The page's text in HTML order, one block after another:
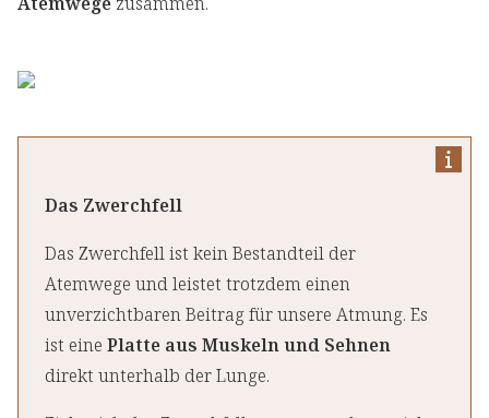
Das Zwerchfell
Das Zwerchfell ist kein Bestandteil der
Atemwege und leistet trotzdem einen
unverzichtbaren Beitrag für unsere Atmung. Es
ist eine Platte aus Muskeln und Sehnen
direkt unterhalb der Lunge.